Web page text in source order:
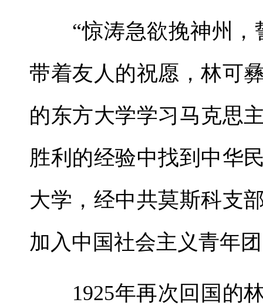
“惊涛急欲挽神州，
带着友人的祝愿，林可
的东方大学学习马克思
胜利的经验中找到中华
大学，经中共莫斯科支
加入中国社会主义青年
1925年再次回国的林